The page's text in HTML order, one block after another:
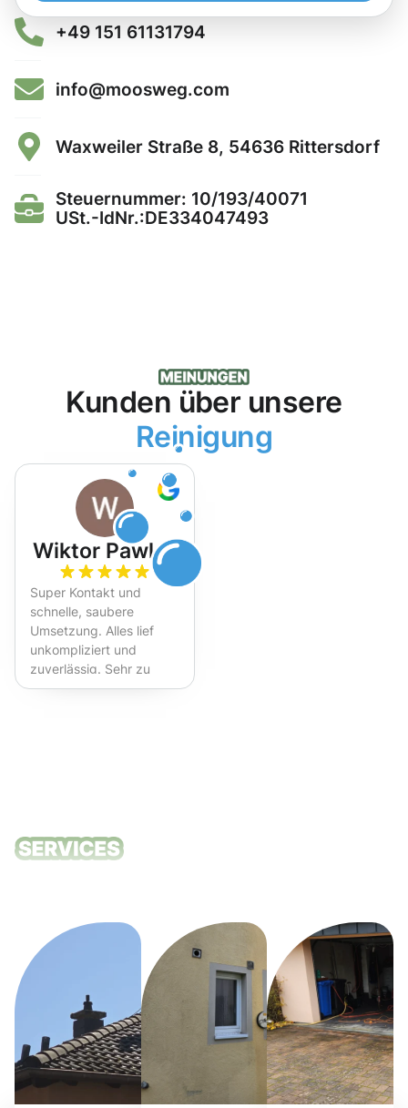
+49 151 61131794
info@moosweg.com
Waxweiler Straße 8, 54636 Rittersdorf
Steuernummer: 10/193/40071
USt.-IdNr.:DE334047493
Kunden über unsere
Reinigung
Wiktor Pawlak
Super Kontakt und
schnelle, saubere
Umsetzung. Alles lief
unkompliziert und
zuverlässig. Sehr zu
empfehlen!